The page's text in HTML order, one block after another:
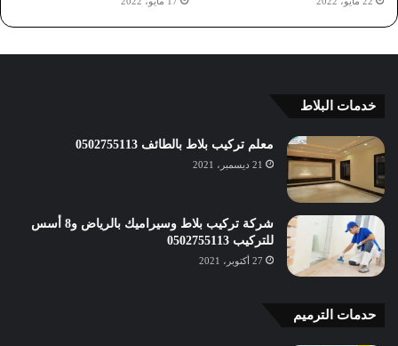
خدمات البلاط
معلم تركيب بلاط بالطائف 0502755113
21 ديسمبر، 2021
شركة تركيب بلاط وسيراميك بالرياض و8 أسس
للتركيب 0502755113
27 أكتوبر، 2021
حدمات الترميم